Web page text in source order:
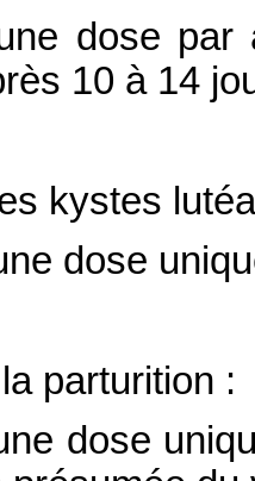
dose par
10 à 14
kystes
dose
parturition :
dose